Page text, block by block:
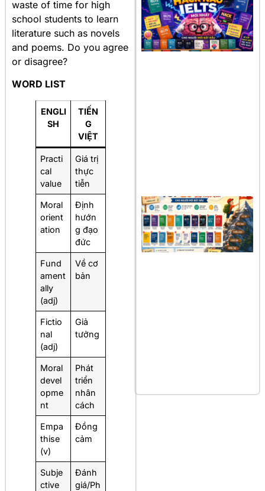
waste of time for high
school students to learn
literature such as novels
and poems. Do you agree
or disagree?
WORD LIST
ENGLI
SH
TIẾN
G
VIỆT
Practi
cal
value
Giá trị
thực
tiễn
Moral
orient
ation
Định
hướn
g đạo
đức
Fund
ament
ally
(adj)
Về cơ
bản
Fictio
nal
(adj)
Giả
tưởng
Moral
devel
opme
nt
Phát
triển
nhân
cách
Empa
thise
(v)
Đồng
cảm
Subje
ctive
Đánh
giá/Ph